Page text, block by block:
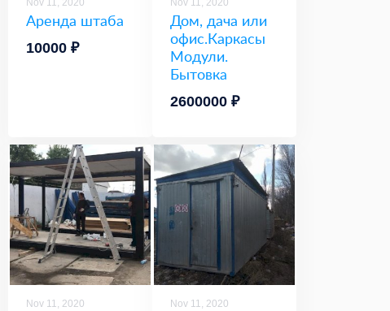
Nov 11, 2020
Аренда штаба
10000 ₽
Nov 11, 2020
Дом, дача или
офис.Каркасы
Модули.
Бытовка
2600000 ₽
Nov 11, 2020 Nov 11, 2020